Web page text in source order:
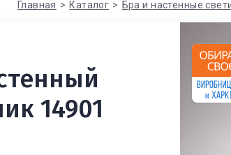
Главная Каталог Бра и настенные
14901